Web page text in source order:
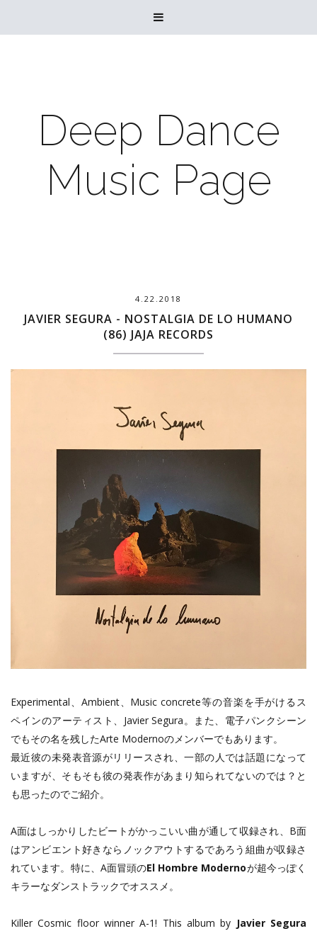

Deep Dance
Music Page
4.22.2018
JAVIER SEGURA - NOSTALGIA DE LO HUMANO
(86) JAJA RECORDS
Experimental、Ambient、Music concrete等の音楽を手がけるス
ペインのアーティスト、Javier Segura。また、電子パンクシーン
でもその名を残したArte Modernoのメンバーでもあります。
最近彼の未発表音源がリリースされ、一部の人では話題になって
いますが、そもそも彼の発表作があまり知られてないのでは？と
も思ったのでご紹介。
A面はしっかりしたビートがかっこいい曲が通して収録され、B面
はアンビエント好きならノックアウトするであろう組曲が収録さ
れています。特に、A面冒頭のEl Hombre Modernoが超今っぽく
キラーなダンストラックでオススメ。
Killer Cosmic floor winner A-1! This album by Javier Segura